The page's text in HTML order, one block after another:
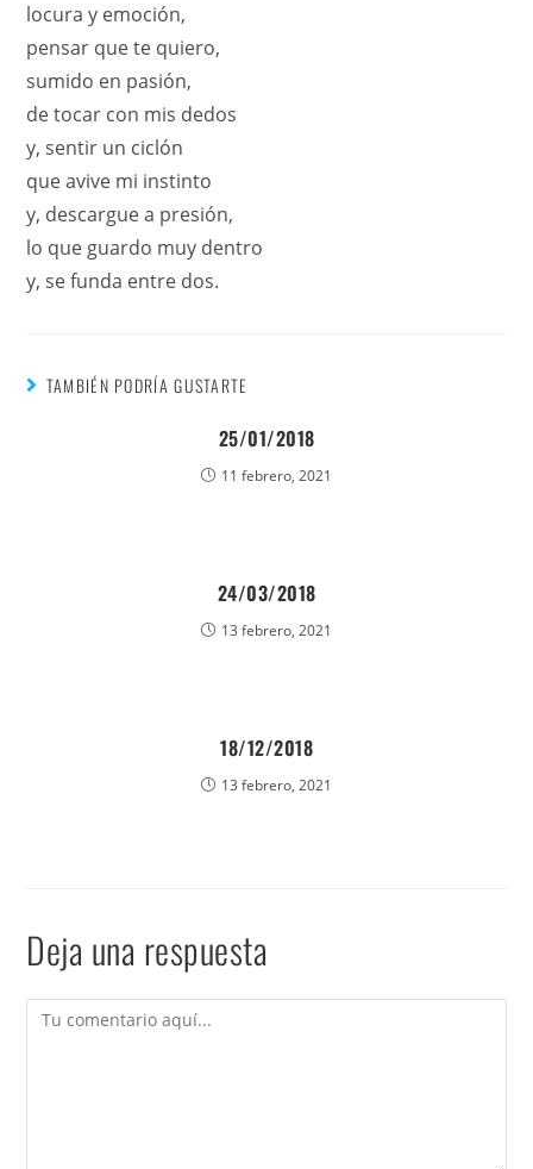
locura y emoción,
pensar que te quiero,
sumido en pasión,
de tocar con mis dedos
y, sentir un ciclón
que avive mi instinto
y, descargue a presión,
lo que guardo muy dentro
y, se funda entre dos.
TAMBIÉN PODRÍA GUSTARTE
25/01/2018
11 febrero, 2021
24/03/2018
13 febrero, 2021
18/12/2018
13 febrero, 2021
Deja una respuesta